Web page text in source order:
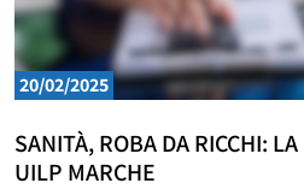
20/02/2025
SANITÀ, ROBA DA RICCHI:
UILP MARCHE